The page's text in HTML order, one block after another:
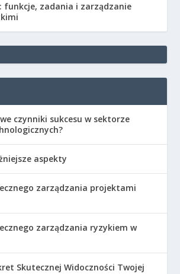
funkcje, zadania i zarządzanie
czynniki sukcesu w sektorze
aspekty
zarządzania projektami
zarządzania ryzykiem w
Skutecznej Widoczności Twojej